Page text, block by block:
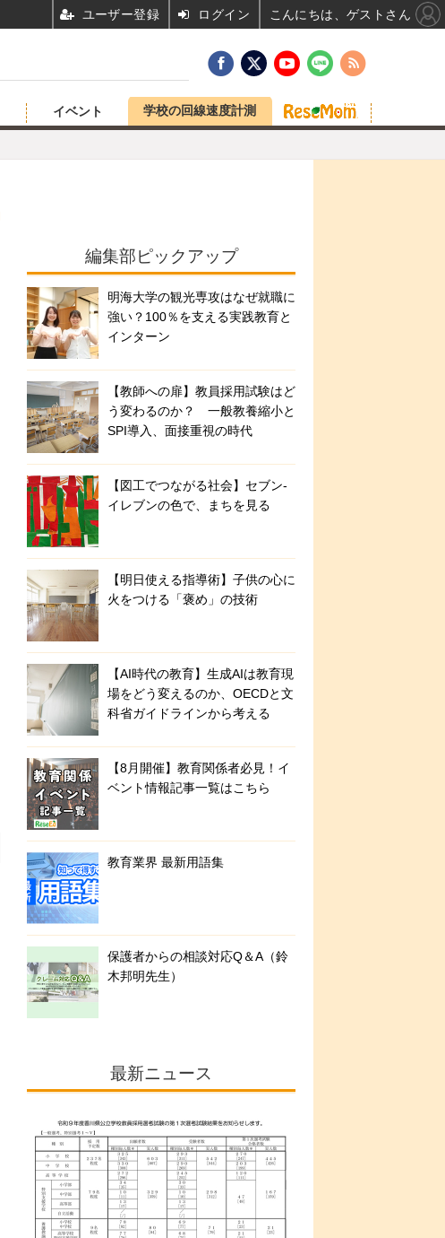
イベント 学校の回線速度計測
編集部ピックアップ
明海大学の観光専攻はなぜ就職に
強い？100％を支える実践教育と
インターン
【教師への扉】教員採用試験はど
う変わるのか？ 一般教養縮小と
SPI導入、面接重視の時代
【図工でつながる社会】セブン‐
イレブンの色で、まちを見る
【明日使える指導術】子供の心に
火をつける「褒め」の技術
【AI時代の教育】生成AIは教育現
場をどう変えるのか、OECDと文
科省ガイドラインから考える
【8月開催】教育関係者必見！イ
ベント情報記事一覧はこちら
教育業界 最新用語集
保護者からの相談対応Q＆A（鈴
木邦明先生）
最新ニュース
ユーザー登録 ログイン こんにちは、ゲストさん